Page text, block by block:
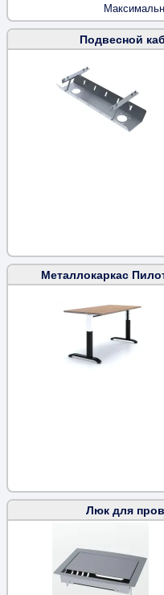
Подвесной
Металлокаркас
Люк для